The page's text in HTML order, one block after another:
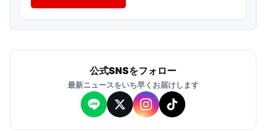
公式SNSをフォロー
最新ニュースをいち早くお届けします